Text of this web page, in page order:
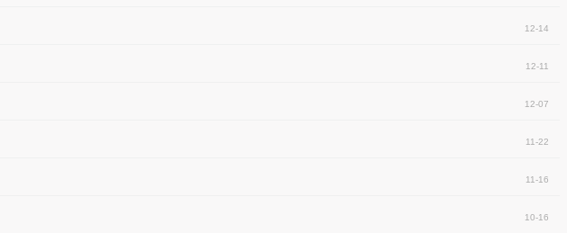
12-14
12-11
12-07
11-22
11-16
10-16